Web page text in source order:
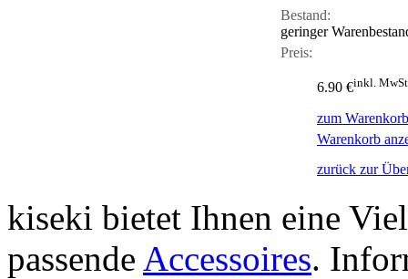
Bestand:
geringer
Preis:
6.90 €inkl.
zum
Warenkorb
zurück zur
kiseki bietet Ihnen eine
passende Accessoires.